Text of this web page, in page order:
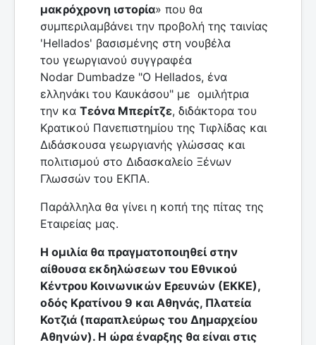
μακρόχρονη ιστορία» που θα
συμπεριλαμβάνει την προβολή της ταινίας
'Hellados' βασισμένης στη νουβέλα
του γεωργιανού συγγραφέα
Nodar Dumbadze "O Hellados, ένα
ελληνάκι του Καυκάσου" με ομιλήτρια
την κα Τεόνα Μπερίτζε, διδάκτορα του
Κρατικού Πανεπιστημίου της Τιφλίδας και
Διδάσκουσα γεωργιανής γλώσσας και
πολιτισμού στο Διδασκαλείο Ξένων
Γλωσσών του ΕΚΠΑ.
Παράλληλα θα γίνει η κοπή της πίτας της
Εταιρείας μας.
Η ομιλία θα πραγματοποιηθεί στην
αίθουσα εκδηλώσεων του Εθνικού
Κέντρου Κοινωνικών Ερευνών (ΕΚΚΕ),
οδός Κρατίνου 9 και Αθηνάς, Πλατεία
Κοτζιά (παραπλεύρως του Δημαρχείου
Αθηνών). Η ώρα έναρξης θα είναι στις